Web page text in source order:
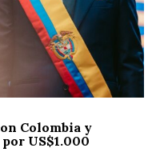
Colombia y
US$1.000